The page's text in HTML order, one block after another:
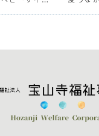
して身体的な介助
ケ